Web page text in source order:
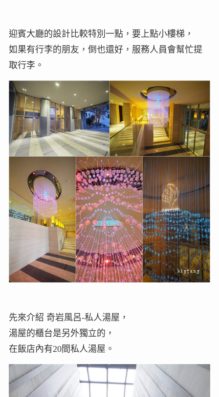
迎賓大廳的設計比較特別一點，要上點小樓梯，
如果有行李的朋友，倒也還好，服務人員會幫忙提
取行李。
先來介紹 奇岩風呂-私人湯屋，
湯屋的櫃台是另外獨立的，
在飯店內有20間私人湯屋。